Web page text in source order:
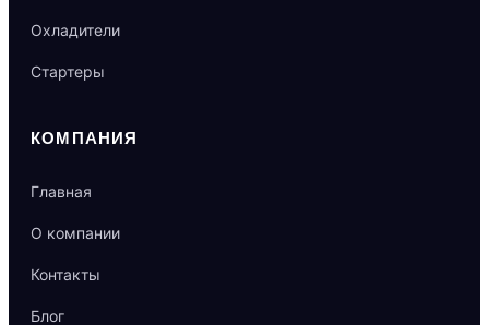
Охладители
Стартеры
КОМПАНИЯ
Главная
О компании
Контакты
Блог